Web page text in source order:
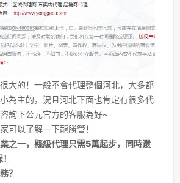
大的！一般不會代理整個河北，大多都
為主的，況且河北下面也肯定有很多代
詢下公元官方的客服為好~
可以了解一下龍勝管！
之一，縣級代理只需5萬起步，同時還
？